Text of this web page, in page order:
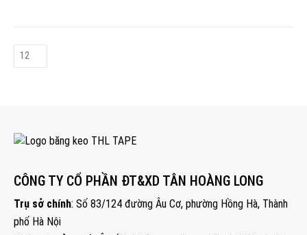
CÔNG TY CỔ PHẦN ĐT&XD TÂN HOÀNG LONG
Trụ sở chính: Số 83/124 đường Âu Cơ, phường Hồng Hà, Thành
phố Hà Nội